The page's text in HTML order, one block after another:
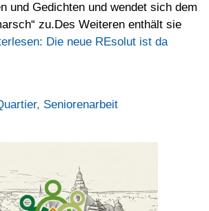
und Gedichten und wendet sich dem
zu.Des Weiteren enthält sie
Die neue REsolut ist da
, Seniorenarbeit